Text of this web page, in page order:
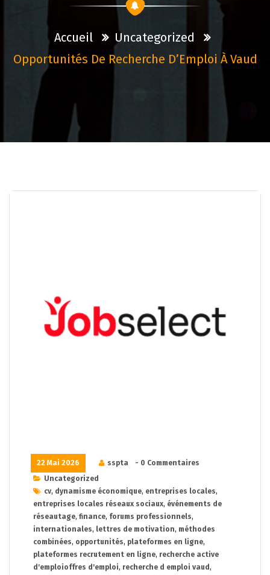
Accueil
Uncategorized
Opportunités De Recherche D’Emploi À Vaud
22 Mai 2026 sspta
- 0 Commentaires
Uncategorized
cv, dynamisme économique, entreprises locales,
entreprises locales réseaux sociaux, événements de
réseautage, finance, forums professionnels,
internationales, lettres de motivation, méthodes
combinées, opportunités, plateformes en ligne,
plateformes recrutement en ligne, recherche active
d'emploioffres d'emploi, recherche d emploi vaud ,